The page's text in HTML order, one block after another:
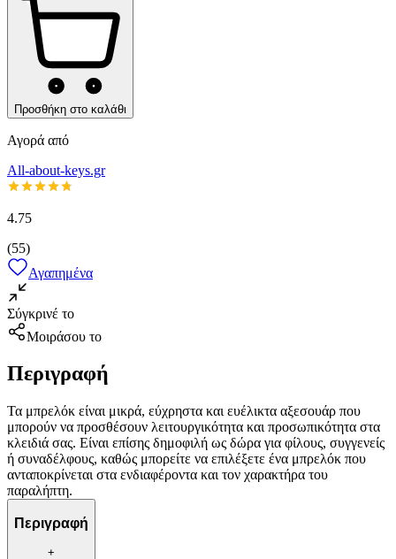
Προσθήκη στο καλάθι
Αγορά από
All-about-keys.gr
4.75
(55)
Αγαπημένα
Σύγκρινέ το
Μοιράσου το
Περιγραφή
Τα μπρελόκ είναι μικρά, εύχρηστα και ευέλικτα αξεσουάρ που
μπορούν να προσθέσουν λειτουργικότητα και προσωπικότητα στα
κλειδιά σας. Είναι επίσης δημοφιλή ως δώρα για φίλους, συγγενείς
ή συναδέλφους, καθώς μπορείτε να επιλέξετε ένα μπρελόκ που
ανταποκρίνεται στα ενδιαφέροντα και τον χαρακτήρα του
παραλήπτη.
Περιγραφή
+